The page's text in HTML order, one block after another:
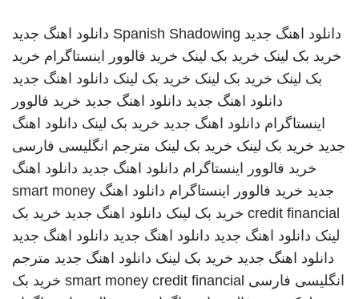
دانلود اهنگ جدید Spanish Shadowing دانلود اهنگ جدید
خرید بک لینک خرید بک لینک خرید فالوور اینستاگرام خرید
بک لینک خرید بک لینک خرید بک لینک دانلود اهنگ جدید
دانلود اهنگ جدید دانلود اهنگ جدید خرید فالوور
اینستاگرام دانلود اهنگ جدید خرید بک لینک دانلود اهنگ
جدید خرید بک لینک خرید بک لینک مترجم انگلیسی فارسی
خرید فالوور اینستاگرام دانلود اهنگ جدید دانلود اهنگ
جدید خرید فالوور اینستاگرام دانلود اهنگ smart money
credit financial خرید بک لینک دانلود اهنگ جدید خرید بک
لینک دانلود اهنگ جدید دانلود اهنگ جدید دانلود اهنگ جدید
دانلود اهنگ جدید خرید بک لینک دانلود اهنگ جدید مترجم
انگلیسی فارسی smart money credit financial خرید بک